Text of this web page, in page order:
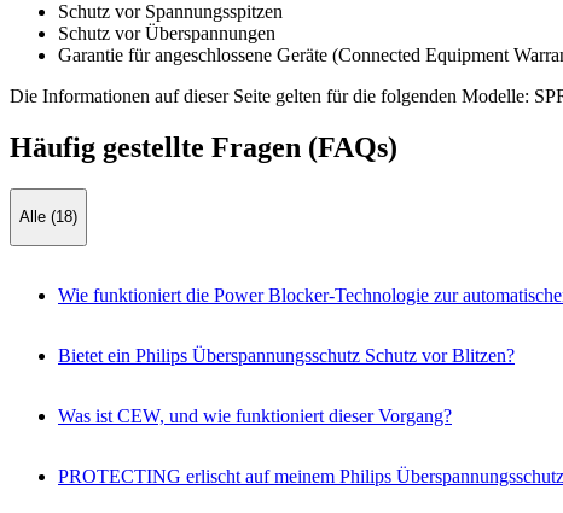
Schutz vor Spannungsspitzen
Schutz vor Überspannungen
Garantie für angeschlossene Geräte (Connected Equipment
Die Informationen auf dieser Seite gelten für die folgenden Modelle:
Häufig gestellte Fragen (FAQs)
Alle (18)
Wie funktioniert die Power Blocker-Technologie zur
Bietet ein Philips Überspannungsschutz Schutz vor Blitzen?
Was ist CEW, und wie funktioniert dieser Vorgang?
PROTECTING erlischt auf meinem Philips Überspannungsschutz